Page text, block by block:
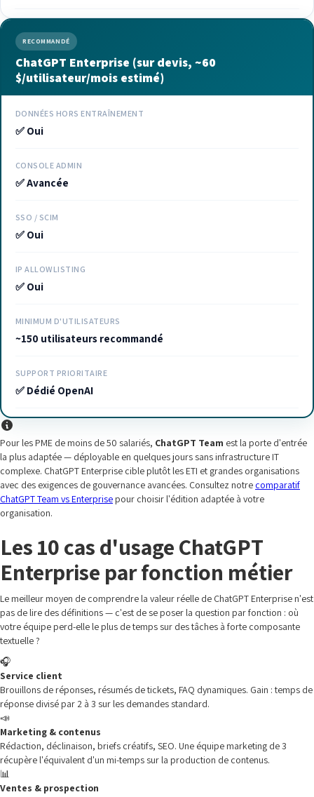
RECOMMANDÉ
ChatGPT Enterprise (sur devis, ~60
$/utilisateur/mois estimé)
DONNÉES HORS ENTRAÎNEMENT
✅ Oui
CONSOLE ADMIN
✅ Avancée
SSO / SCIM
✅ Oui
IP ALLOWLISTING
✅ Oui
MINIMUM D'UTILISATEURS
~150 utilisateurs recommandé
SUPPORT PRIORITAIRE
✅ Dédié OpenAI
Pour les PME de moins de 50 salariés, ChatGPT Team est la porte d'entrée
la plus adaptée — déployable en quelques jours sans infrastructure IT
complexe. ChatGPT Enterprise cible plutôt les ETI et grandes organisations
avec des exigences de gouvernance avancées. Consultez notre comparatif
ChatGPT Team vs Enterprise pour choisir l'édition adaptée à votre
organisation.
Les 10 cas d'usage ChatGPT
Enterprise par fonction métier
Le meilleur moyen de comprendre la valeur réelle de ChatGPT Enterprise n'est
pas de lire des définitions — c'est de se poser la question par fonction : où
votre équipe perd-elle le plus de temps sur des tâches à forte composante
textuelle ?
🎧
Service client
Brouillons de réponses, résumés de tickets, FAQ dynamiques. Gain : temps de
réponse divisé par 2 à 3 sur les demandes standard.
📣
Marketing & contenus
Rédaction, déclinaison, briefs créatifs, SEO. Une équipe marketing de 3
récupère l'équivalent d'un mi-temps sur la production de contenus.
📊
Ventes & prospection